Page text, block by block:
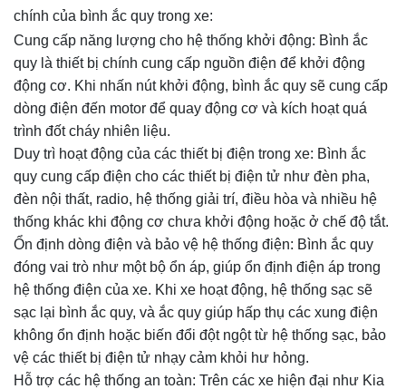
chính của bình ắc quy trong xe:
Cung cấp năng lượng cho hệ thống khởi động: Bình ắc
quy là thiết bị chính cung cấp nguồn điện để khởi động
động cơ. Khi nhấn nút khởi động, bình ắc quy sẽ cung cấp
dòng điện đến motor để quay động cơ và kích hoạt quá
trình đốt cháy nhiên liệu.
Duy trì hoạt động của các thiết bị điện trong xe: Bình ắc
quy cung cấp điện cho các thiết bị điện tử như đèn pha,
đèn nội thất, radio, hệ thống giải trí, điều hòa và nhiều hệ
thống khác khi động cơ chưa khởi động hoặc ở chế độ tắt.
Ổn định dòng điện và bảo vệ hệ thống điện: Bình ắc quy
đóng vai trò như một bộ ổn áp, giúp ổn định điện áp trong
hệ thống điện của xe. Khi xe hoạt động, hệ thống sạc sẽ
sạc lại bình ắc quy, và ắc quy giúp hấp thụ các xung điện
không ổn định hoặc biến đổi đột ngột từ hệ thống sạc, bảo
vệ các thiết bị điện tử nhạy cảm khỏi hư hỏng.
Hỗ trợ các hệ thống an toàn: Trên các xe hiện đại như Kia